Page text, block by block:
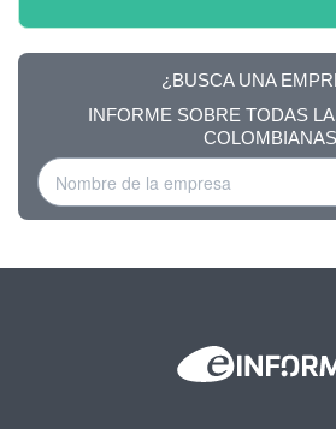
¿BUSCA UNA
INFORME SOBRE TODAS
COLOMBIANAS